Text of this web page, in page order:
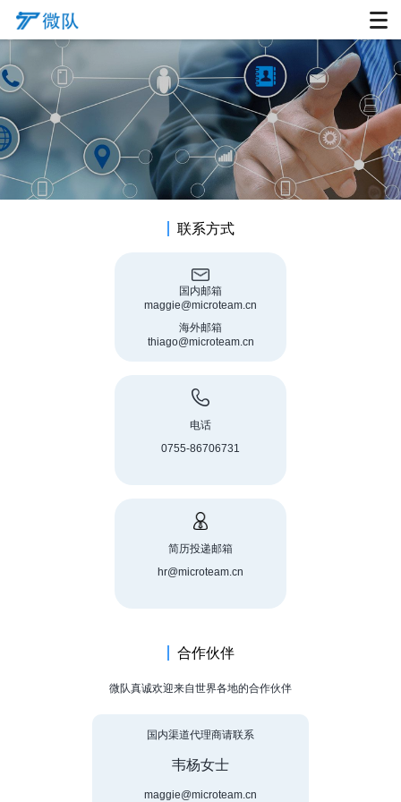
联系方式
国内邮箱
maggie@microteam.cn
海外邮箱
thiago@microteam.cn
电话
0755-86706731
简历投递邮箱
hr@microteam.cn
合作伙伴
微队真诚欢迎来自世界各地的合作伙伴
国内渠道代理商请联系
韦杨女士
maggie@microteam.cn